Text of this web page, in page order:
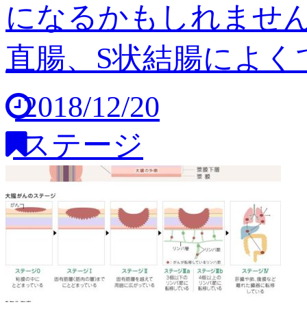
になるかもしれませ
直腸、S状結腸によ
2018/12/20
ステージ